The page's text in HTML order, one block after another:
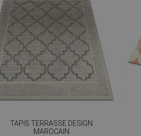
TAPIS TERRASSE DESIGN
MAROCAIN